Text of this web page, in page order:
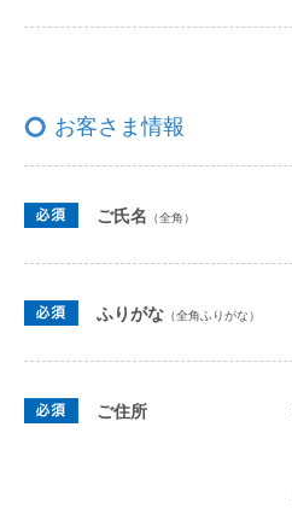
お客さま情報
ご氏名 （全角）
ふりがな （全角ふりがな）
ご住所